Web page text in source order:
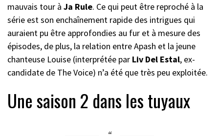
mauvais tour à Ja Rule. Ce qui peut être reproché à la
série est son enchaînement rapide des intrigues qui
auraient pu être approfondies au fur et à mesure des
épisodes, de plus, la relation entre Apash et la jeune
chanteuse Louise (interprétée par Liv Del Estal, ex-
candidate de The Voice) n’a été que très peu exploitée.
Une saison 2 dans les tuyaux